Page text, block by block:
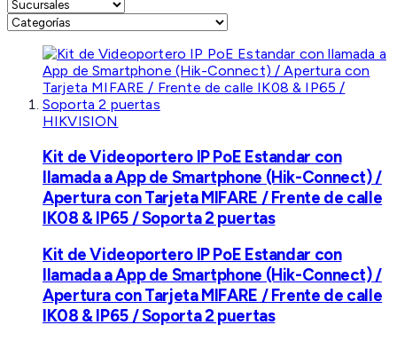
HIKVISION
Kit de Videoportero IP PoE Estandar con
llamada a App de Smartphone (Hik-Connect) /
Apertura con Tarjeta MIFARE / Frente de calle
IK08 & IP65 / Soporta 2 puertas
Kit de Videoportero IP PoE Estandar con
llamada a App de Smartphone (Hik-Connect) /
Apertura con Tarjeta MIFARE / Frente de calle
IK08 & IP65 / Soporta 2 puertas